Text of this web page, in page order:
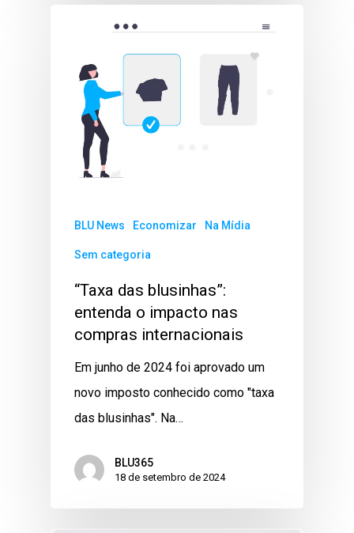
BLU News Economizar Na Mídia
Sem categoria
“Taxa das blusinhas”:
entenda o impacto nas
compras internacionais
Em junho de 2024 foi aprovado um
novo imposto conhecido como "taxa
das blusinhas". Na…
BLU365
18 de setembro de 2024